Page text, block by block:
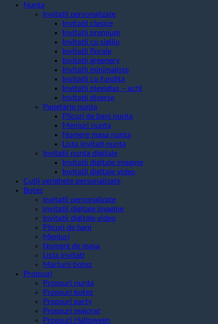
Nunta
Invitatii personalizate
Invitatii clasice
Invitatii premium
Invitatii cu sigiliu
Invitatii florale
Invitatii greenery
Invitatii minimaliste
Invitatii cu fundita
Invitatii plexiglas – acril
Invitatii diverse
Papetarie nunta
Plicuri de bani nunta
Meniuri nunta
Numere masa nunta
Lista invitati nunta
Invitatii nunta digitale
Invitatii digitale imagine
Invitatii digitale video
Cutii verighete personalizate
Botez
Invitatii personalizate
invitatii digitale imagine
Invitatii digitale video
Plicuri de bani
Meniuri
Numere de masa
Lista invitati
Marturii botez
Propsuri
Propsuri nunta
Propsuri botez
Propsuri party
Propsuri majorat
Propsuri Halloween